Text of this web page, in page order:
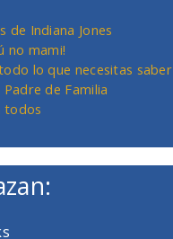
de Indiana Jones
no mami!
lo que necesitas saber
Padre de Familia
todos